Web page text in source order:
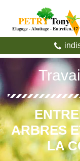
ARBRES
LA